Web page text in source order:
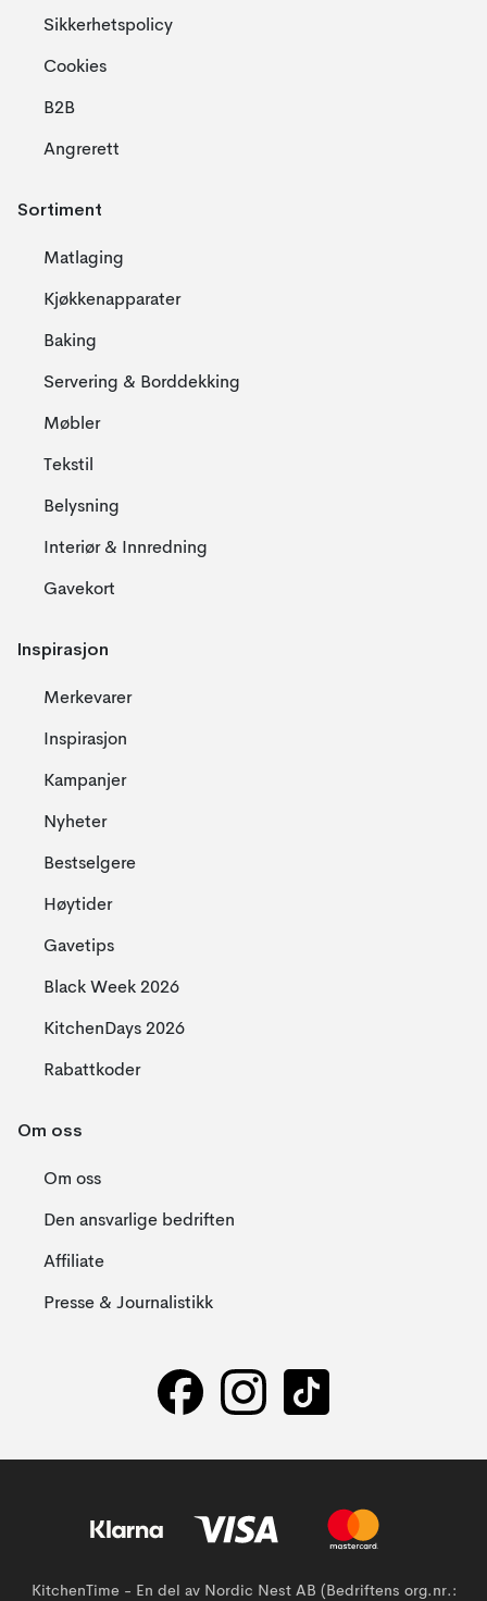
Sikkerhetspolicy
Cookies
B2B
Angrerett
Sortiment
Matlaging
Kjøkkenapparater
Baking
Servering & Borddekking
Møbler
Tekstil
Belysning
Interiør & Innredning
Gavekort
Inspirasjon
Merkevarer
Inspirasjon
Kampanjer
Nyheter
Bestselgere
Høytider
Gavetips
Black Week 2026
KitchenDays 2026
Rabattkoder
Om oss
Om oss
Den ansvarlige bedriften
Affiliate
Presse & Journalistikk
KitchenTime - En del av Nordic Nest AB (Bedriftens org.nr.: